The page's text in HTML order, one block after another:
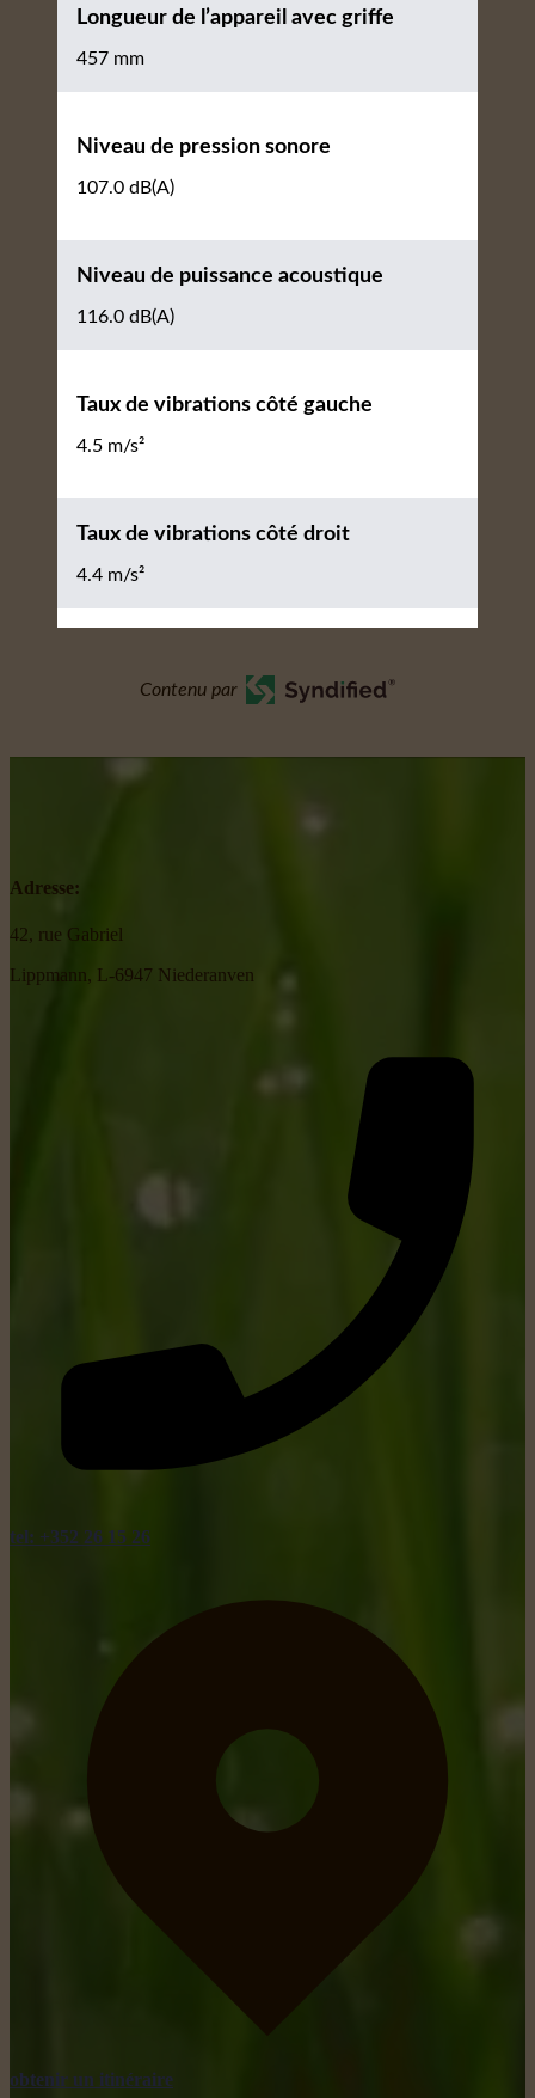
Longueur de l’appareil avec griffe
457 mm
Niveau de pression sonore
107.0 dB(A)
Niveau de puissance acoustique
116.0 dB(A)
Taux de vibrations côté gauche
4.5 m/s²
Taux de vibrations côté droit
4.4 m/s²
Contenu par
Adresse:
42, rue Gabriel
Lippmann, L-6947 Niederanven
tel: +352 26 15 26
obtenir un itinéraire